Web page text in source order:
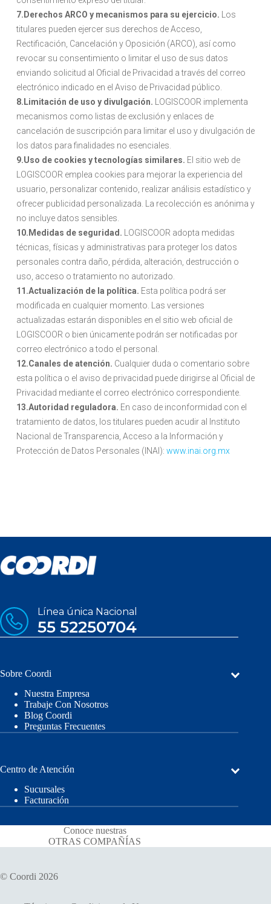
7.Derechos ARCO y mecanismos para su ejercicio.
Los
titulares pueden ejercer sus derechos de Acceso,
Rectificación, Cancelación y Oposición (ARCO), así como
revocar su consentimiento o limitar el uso de sus datos
enviando solicitud al Oficial de Privacidad a través del correo
electrónico indicado en el Aviso de Privacidad público.
8.Limitación de uso y divulgación.
LOGISCOOR implementa
mecanismos como listas de exclusión y enlaces de
cancelación de suscripción para limitar el uso y divulgación de
los datos para finalidades no esenciales.
9.Uso de cookies y tecnologías similares. El sitio web de
LOGISCOOR emplea cookies para mejorar la experiencia del
usuario, personalizar contenido, realizar análisis estadístico y
ofrecer publicidad personalizada. La recolección es anónima y
no incluye datos sensibles.
10.Medidas de seguridad.
LOGISCOOR adopta medidas
técnicas, físicas y administrativas para proteger los datos
personales contra daño, pérdida, alteración, destrucción o
uso, acceso o tratamiento no autorizado.
11.Actualización de la política. Esta política podrá ser
modificada en cualquier momento. Las versiones
actualizadas estarán disponibles en el sitio web oficial de
LOGISCOOR o bien únicamente podrán ser notificadas por
correo electrónico a todo el personal.
12.Canales de atención. Cualquier duda o comentario sobre
esta política o el aviso de privacidad puede dirigirse al Oficial de
Privacidad mediante el correo electrónico correspondiente.
13.Autoridad reguladora. En caso de inconformidad con el
tratamiento de datos, los titulares pueden acudir al Instituto
Nacional de Transparencia, Acceso a la Información y
Protección de Datos Personales (INAI): www.inai.org.mx
Línea única Nacional
55 52250704
Sobre Coordi
Nuestra Empresa
Trabaje Con Nosotros
Blog Coordi
Preguntas Frecuentes
Centro de Atención
Sucursales
Facturación
Conoce nuestras
OTRAS COMPAÑÍAS
© Coordi 2026